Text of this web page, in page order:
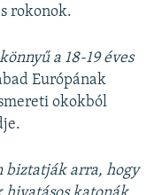
rokonok.
a 18-19 éves
Európának
okokból
biztatják arra, hogy